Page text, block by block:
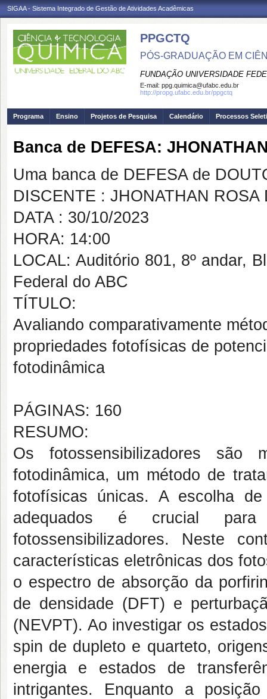
SIGAA - Sistema Integrado de Gestão de Atividades Acadêmicas
PPGCTQ
PÓS-GRADUAÇÃO EM
FUNDAÇÃO UNIVERSIDADE
E-mail: ppg.quimica@ufabc.edu.br
http://propg.ufabc.edu.br/ppgctq
Programa Ensino Projetos de Pesquisa Calendário Processos
Banca de DEFESA:
Uma banca de DEFESA de
DISCENTE : JHONATHAN ROSA
DATA : 30/10/2023
HORA: 14:00
LOCAL: Auditório 801, 8º andar,
Federal do ABC
TÍTULO:
Avaliando comparativamente
propriedades fotofísicas de
fotodinâmica
PÁGINAS: 160
RESUMO:
Os fotossensibilizadores são
fotodinâmica, um método de
fotofísicas únicas. A escolha de
adequados é crucial para
fotossensibilizadores. Neste
características eletrônicas dos
o espectro de absorção da
de densidade (DFT) e
(NEVPT). Ao investigar os
spin de dupleto e quarteto,
energia e estados de
intrigantes. Enquanto a